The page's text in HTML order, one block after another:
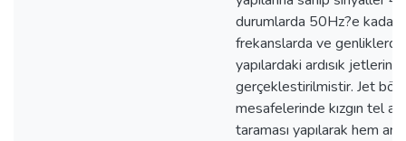
durumlarda 50Hz?e kadar)
frekanslarda ve
yapılardaki ardısık jetlerin
gerçeklestirilmistir. Jet
mesafelerinde kızgın tel
taraması yapılarak hem